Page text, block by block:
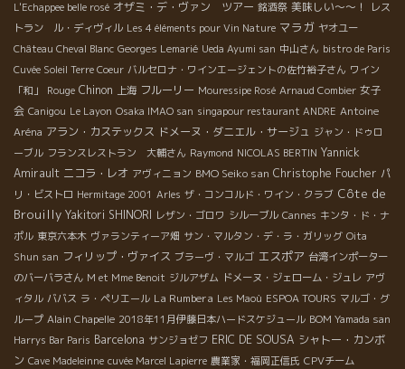
L'Echappee belle rosé オザミ・デ・ヴァン ツアー 銘酒祭 美味しい～～！
レス
トラン ル・ディヴィル Les 4 éléments pour Vin Nature マラガ ヤオユー
Château Cheval Blanc Georges Lemarié Ueda Ayumi san 中山さん bistro de Paris
Cuvée Soleil Terre Coeur バルセロナ・ワインエージェントの佐竹裕子さん ワイン
「和」
Rouge Chinon 上海 フルーリー Mouressipe Rosé Arnaud Combier 女子
会 Canigou Le Layon Osaka IMAO san singapour restaurant ANDRE Antoine
Aréna アラン・カステックス ドメーヌ・ダニエル・サージュ ジャン・ドゥロ
ーブル フランスレストラン 大輔さん Raymond NICOLAS BERTIN Yannick
Amirault ニコラ・レオ アヴィニョン BMO Seiko san Christophe Foucher パ
リ・ビストロ Hermitage 2001 Arles ザ・コンコルド・ワイン・クラブ Côte de
Brouilly Yakitori SHINORI レザン・ゴロワ シルーブル Cannes キンタ・ド・ナ
ポル 東京六本木 ヴァランティーア畑 サン・マルタン・デ・ラ・ガリッグ Oita
Shun san フィリップ・ヴァイス ブラーヴ・マルゴ エスポア 台湾インポーター
のバーバラさん M et Mme Benoit ジルアザム ドメーヌ・ジェローム・ジュレ アヴ
ィタル ババス ラ・ペリエール La Rumbera Les Maoù ESPOA TOURS マルゴ・グ
ループ Alain Chapelle 2018年11月伊藤日本ハードスケジュール BOM Yamada san
Harrys Bar Paris Barcelona サンジョゼフ ERIC DE SOUSA シャトー・カンボ
ン Cave Madeleinne cuvée Marcel Lapierre 農業家・福岡正信氏 CPVチーム